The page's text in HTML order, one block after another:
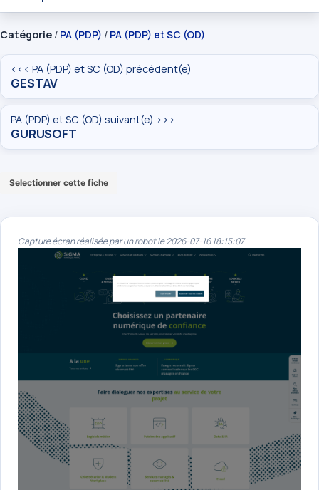
Catégorie / PA (PDP) / PA (PDP) et SC (OD)
<<< PA (PDP) et SC (OD) précédent(e)
GESTAV
PA (PDP) et SC (OD) suivant(e) >>>
GURUSOFT
Selectionner cette fiche
Capture écran réalisée par un robot le 2026-07-16 18:15:07